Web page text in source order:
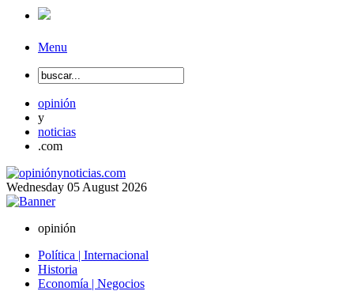
Menu
opinión
y
noticias
.com
Wednesday 05 August 2026
opinión
Política | Internacional
Historia
Economía | Negocios